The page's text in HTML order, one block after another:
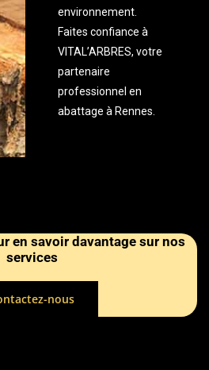
environnement.
Faites confiance à
VITAL’ARBRES, votre
partenaire
professionnel en
abattage à Rennes.
en savoir davantage sur nos
services
nous